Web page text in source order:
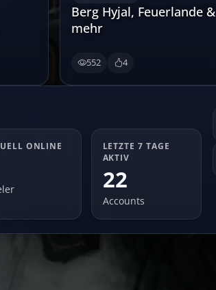
Berg Hyjal, Feuerlande &
mehr
552 4
ONLINE
LETZTE 7 TAGE
AKTIV
22
Accounts